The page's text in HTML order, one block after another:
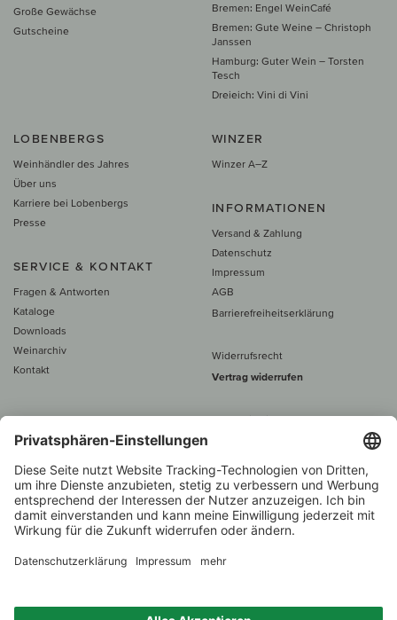
Große Gewächse
Gutscheine
Bremen: Engel WeinCafé
Bremen: Gute Weine – Christoph
Janssen
Hamburg: Guter Wein – Torsten
Tesch
Dreieich: Vini di Vini
LOBENBERGS
Weinhändler des Jahres
Über uns
Karriere bei Lobenbergs
Presse
SERVICE & KONTAKT
Fragen & Antworten
Kataloge
Downloads
Weinarchiv
Kontakt
WINZER
Winzer A–Z
INFORMATIONEN
Versand & Zahlung
Datenschutz
Impressum
AGB
Barrierefreiheitserklärung
Widerrufsrecht
Vertrag widerrufen
Alle Preise inkl. MwSt., zzgl. 5 €
60 € versand­kosten­
Beratung unter
1.000 Winzer –
Weinhändler